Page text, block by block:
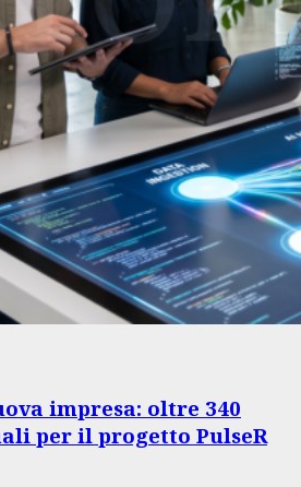
impresa: oltre 340
per il progetto PulseR